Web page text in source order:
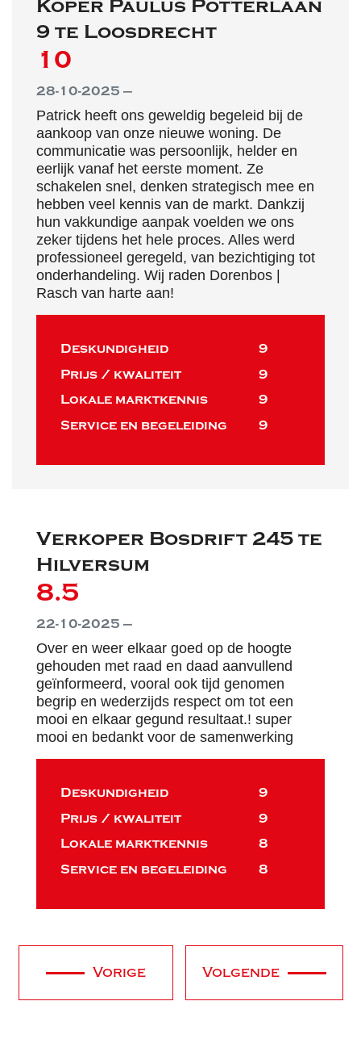
Koper Paulus Potterlaan
9 te Loosdrecht
10
28-10-2025 —
Patrick heeft ons geweldig begeleid bij de
aankoop van onze nieuwe woning. De
communicatie was persoonlijk, helder en
eerlijk vanaf het eerste moment. Ze
schakelen snel, denken strategisch mee en
hebben veel kennis van de markt. Dankzij
hun vakkundige aanpak voelden we ons
zeker tijdens het hele proces. Alles werd
professioneel geregeld, van bezichtiging tot
onderhandeling. Wij raden Dorenbos |
Rasch van harte aan!
Deskundigheid
9
Prijs / kwaliteit
9
Lokale marktkennis
9
Service en begeleiding
9
Verkoper Bosdrift 245 te
Hilversum
8.5
22-10-2025 —
Over en weer elkaar goed op de hoogte
gehouden met raad en daad aanvullend
geïnformeerd, vooral ook tijd genomen
begrip en wederzijds respect om tot een
mooi en elkaar gegund resultaat.! super
mooi en bedankt voor de samenwerking
Deskundigheid
9
Prijs / kwaliteit
9
Lokale marktkennis
8
Service en begeleiding
8
Vorige Volgende